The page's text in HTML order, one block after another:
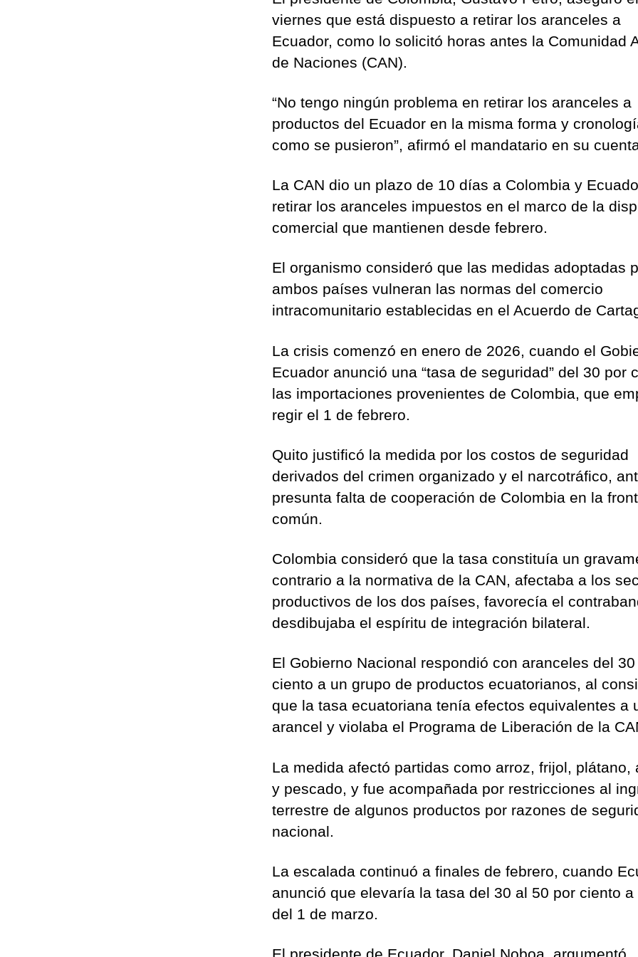
viernes que está dispuesto a retirar los aranceles a
Ecuador, como lo solicitó horas antes la Comunidad
de Naciones (CAN).
“No tengo ningún problema en retirar los aranceles a
productos del Ecuador en la misma forma y
como se pusieron”, afirmó el mandatario en su
La CAN dio un plazo de 10 días a Colombia y
retirar los aranceles impuestos en el marco de la
comercial que mantienen desde febrero.
El organismo consideró que las medidas adoptadas
ambos países vulneran las normas del comercio
intracomunitario establecidas en el Acuerdo de
La crisis comenzó en enero de 2026, cuando el
Ecuador anunció una “tasa de seguridad” del 30 por
las importaciones provenientes de Colombia, que
regir el 1 de febrero.
Quito justificó la medida por los costos de seguridad
derivados del crimen organizado y el narcotráfico,
presunta falta de cooperación de Colombia en la
común.
Colombia consideró que la tasa constituía un
contrario a la normativa de la CAN, afectaba a los
productivos de los dos países, favorecía el
desdibujaba el espíritu de integración bilateral.
El Gobierno Nacional respondió con aranceles del
ciento a un grupo de productos ecuatorianos, al
que la tasa ecuatoriana tenía efectos equivalentes a
arancel y violaba el Programa de Liberación de la
La medida afectó partidas como arroz, frijol, plátano,
y pescado, y fue acompañada por restricciones al
terrestre de algunos productos por razones de
nacional.
La escalada continuó a finales de febrero, cuando
anunció que elevaría la tasa del 30 al 50 por ciento a
del 1 de marzo.